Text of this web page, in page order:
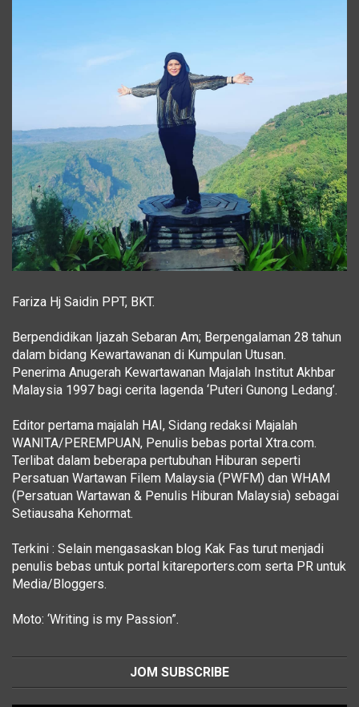
Fariza Hj Saidin PPT, BKT.
Berpendidikan Ijazah Sebaran Am; Berpengalaman 28 tahun
dalam bidang Kewartawanan di Kumpulan Utusan.
Penerima Anugerah Kewartawanan Majalah Institut Akhbar
Malaysia 1997 bagi cerita lagenda ‘Puteri Gunong Ledang’.
Editor pertama majalah HAI, Sidang redaksi Majalah
WANITA/PEREMPUAN, Penulis bebas portal Xtra.com.
Terlibat dalam beberapa pertubuhan Hiburan seperti
Persatuan Wartawan Filem Malaysia (PWFM) dan WHAM
(Persatuan Wartawan & Penulis Hiburan Malaysia) sebagai
Setiausaha Kehormat.
Terkini : Selain mengasaskan blog Kak Fas turut menjadi
penulis bebas untuk portal kitareporters.com serta PR untuk
Media/Bloggers.
Moto: ‘Writing is my Passion”.
JOM SUBSCRIBE